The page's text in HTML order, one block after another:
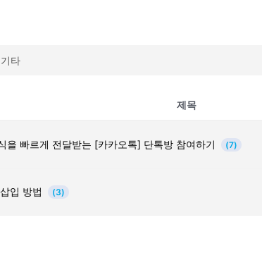
기타
제목
을 빠르게 전달받는 [카카오톡] 단톡방 참여하기 (7)
입 방법 (3)